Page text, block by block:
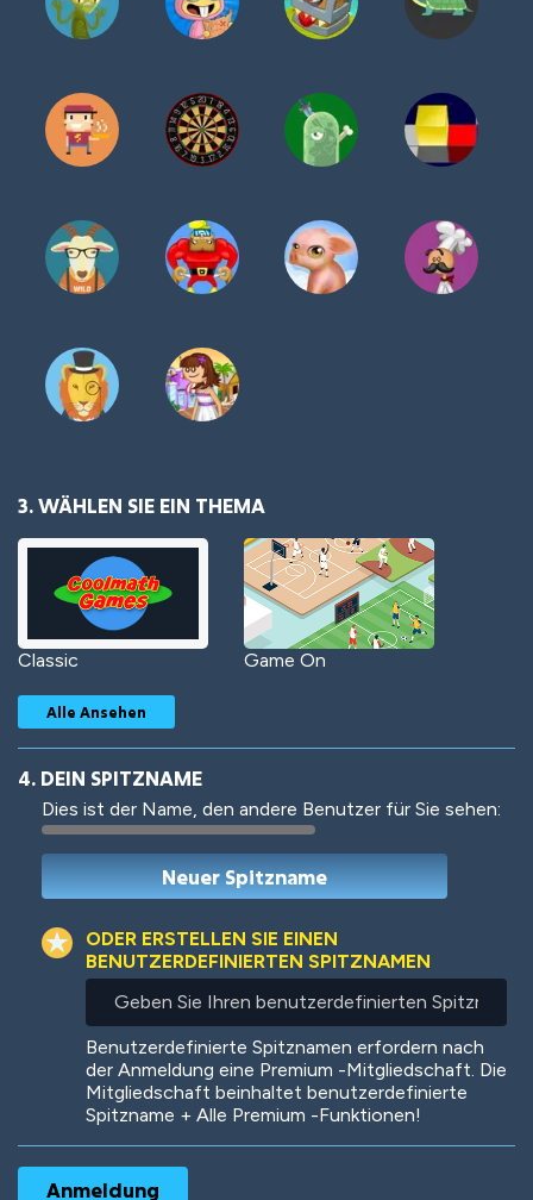
3. WÄHLEN SIE EIN THEMA
Classic Game On
Woof Jungle Cats
Colorful
Alle Ansehen
4. DEIN SPITZNAME
Dies ist der Name, den andere Benutzer für Sie sehen:
ODER ERSTELLEN SIE EINEN
BENUTZERDEFINIERTEN SPITZNAMEN
benutzerdefinierten
Spitznamen
Benutzerdefinierte Spitznamen erfordern nach
der Anmeldung eine Premium -Mitgliedschaft. Die
Mitgliedschaft beinhaltet benutzerdefinierte
Spitzname + Alle Premium -Funktionen!